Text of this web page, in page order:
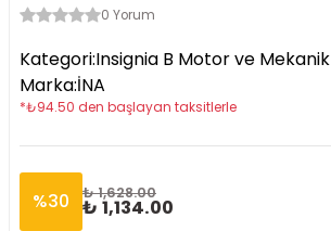
0 Yorum
Kategori:Insignia B Motor ve Mekanik
Marka:İNA
*₺94.50 den başlayan taksitlerle
%30 ₺ 1,628.00
₺ 1,134.00